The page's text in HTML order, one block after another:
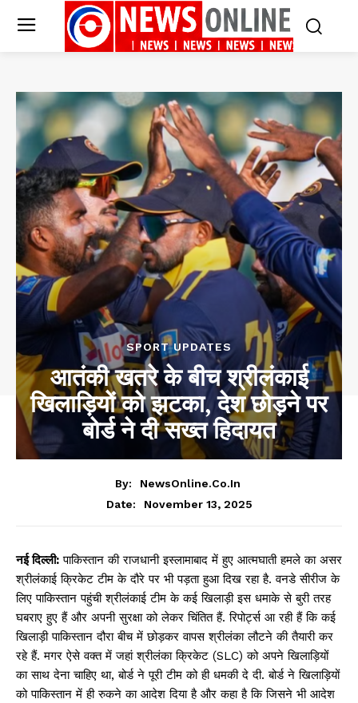
SPORT UPDATES
आतंकी खतरे के बीच श्रीलंकाई
खिलाड़ियों को झटका, देश छोड़ने पर
बोर्ड ने दी सख्त हिदायत
By:
NewsOnline.co.in
Date:
November 13, 2025
नई दिल्ली: पाकिस्तान की राजधानी इस्लामाबाद में हुए आत्मघाती हमले का असर
श्रीलंकाई क्रिकेट टीम के दौरे पर भी पड़ता हुआ दिख रहा है. वनडे सीरीज के
लिए पाकिस्तान पहुंची श्रीलंकाई टीम के कई खिलाड़ी इस धमाके से बुरी तरह
घबराए हुए हैं और अपनी सुरक्षा को लेकर चिंतित हैं. रिपोर्ट्स आ रही हैं कि कई
खिलाड़ी पाकिस्तान दौरा बीच में छोड़कर वापस श्रीलंका लौटने की तैयारी कर
रहे हैं. मगर ऐसे वक्त में जहां श्रीलंका क्रिकेट (SLC) को अपने खिलाड़ियों
का साथ देना चाहिए था, बोर्ड ने पूरी टीम को ही धमकी दे दी. बोर्ड ने खिलाड़ियों
को पाकिस्तान में ही रुकने का आदेश दिया है और कहा है कि जिसने भी आदेश